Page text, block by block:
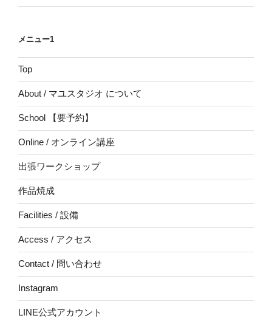
メニュー1
Top
About / マユスタジオ について
School 【要予約】
Online / オンライン講座
出張ワークショップ
作品焼成
Facilities / 設備
Access / アクセス
Contact / 問い合わせ
Instagram
LINE公式アカウント